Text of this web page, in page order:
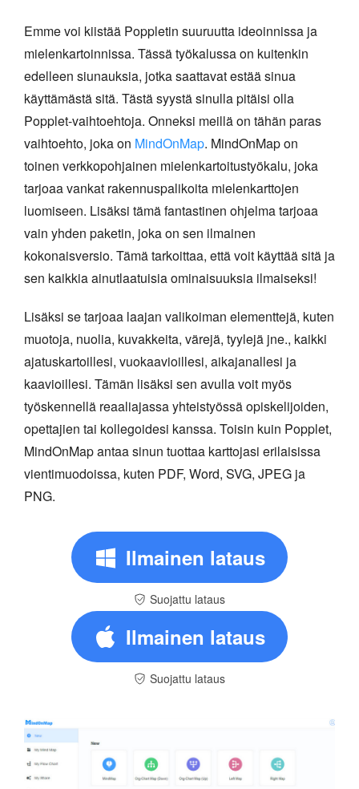
Emme voi kiistää Poppletin suuruutta ideoinnissa ja
mielenkartoinnissa. Tässä työkalussa on kuitenkin
edelleen siunauksia, jotka saattavat estää sinua
käyttämästä sitä. Tästä syystä sinulla pitäisi olla
Popplet-vaihtoehtoja. Onneksi meillä on tähän paras
vaihtoehto, joka on MindOnMap. MindOnMap on
toinen verkkopohjainen mielenkartoitustyökalu, joka
tarjoaa vankat rakennuspalikoita mielenkarttojen
luomiseen. Lisäksi tämä fantastinen ohjelma tarjoaa
vain yhden paketin, joka on sen ilmainen
kokonaisversio. Tämä tarkoittaa, että voit käyttää sitä ja
sen kaikkia ainutlaatuisia ominaisuuksia ilmaiseksi!
Lisäksi se tarjoaa laajan valikoiman elementtejä, kuten
muotoja, nuolia, kuvakkeita, värejä, tyylejä jne., kaikki
ajatuskartoillesi, vuokaavioillesi, aikajanallesi ja
kaavioillesi. Tämän lisäksi sen avulla voit myös
työskennellä reaaliajassa yhteistyössä opiskelijoiden,
opettajien tai kollegoidesi kanssa. Toisin kuin Popplet,
MindOnMap antaa sinun tuottaa karttojasi erilaisissa
vientimuodoissa, kuten PDF, Word, SVG, JPEG ja
PNG.
Ilmainen lataus
Suojattu lataus
Ilmainen lataus
Suojattu lataus